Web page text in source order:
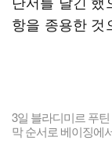
항을 종용한 것
3일 블라디미르 푸
막 순서로 베이징에